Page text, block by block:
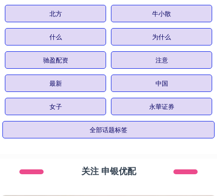
北方 牛小散
什么 为什么
驰盈配资 注意
最新 中国
女子 永華证券
全部话题标签
关注 申银优配